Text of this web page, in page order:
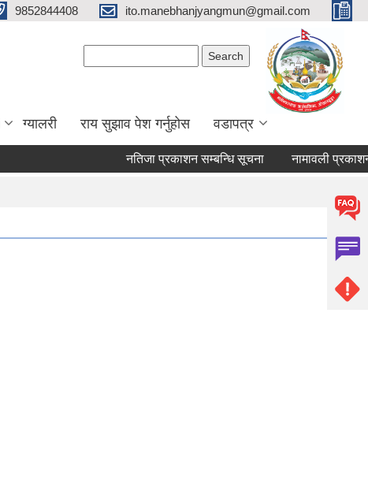
9852844408 ito.manebhanjyangmun@gmail.com
ग्यालरी राय सुझाव पेश गर्नुहोस वडापत्र
नतिजा प्रकाशन सम्बन्धि सूचना नामावली प्रकाशन